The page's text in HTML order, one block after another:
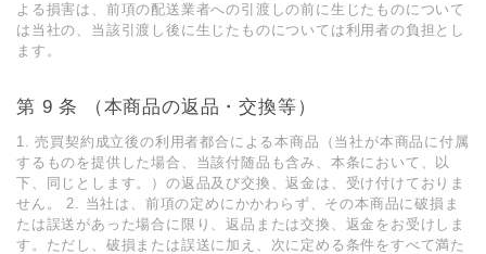
よる損害は、前項の配送業者への引渡しの前に⽣じたものについて
は当社の、当該引渡し後に⽣じたものについては利⽤者の負担とし
ます。
第 9 条 （本商品の返品・交換等）
1. 売買契約成⽴後の利⽤者都合による本商品（当社が本商品に付属
するものを提供した場合、当該付随品も含み、本条において、以
下、同じとします。）の返品及び交換、返⾦は、受け付けておりま
せん。 2. 当社は、前項の定めにかかわらず、その本商品に破損ま
たは誤送があった場合に限り、返品または交換、返⾦をお受けしま
す。ただし、破損または誤送に加え、次に定める条件をすべて満た